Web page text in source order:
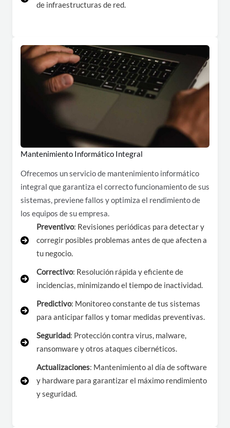
de infraestructuras de red.
Mantenimiento Informático Integral
Ofrecemos un servicio de mantenimiento informático
integral que garantiza el correcto funcionamiento de sus
sistemas, previene fallos y optimiza el rendimiento de
los equipos de su empresa.
Preventivo: Revisiones periódicas para detectar y
corregir posibles problemas antes de que afecten a
tu negocio.
Correctivo: Resolución rápida y eficiente de
incidencias, minimizando el tiempo de inactividad.
Predictivo: Monitoreo constante de tus sistemas
para anticipar fallos y tomar medidas preventivas.
Seguridad: Protección contra virus, malware,
ransomware y otros ataques cibernéticos.
Actualizaciones: Mantenimiento al día de software
y hardware para garantizar el máximo rendimiento
y seguridad.